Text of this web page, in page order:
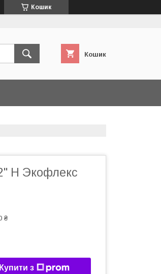
Кошик
Кошик
Н Экофлекс
₴
Купити з